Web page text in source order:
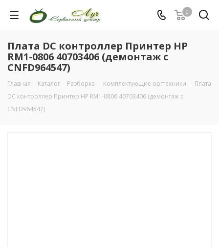
0
Плата DC контроллер Принтер HP
RM1-0806 40703406 (демонтаж с
CNFD964547)
Главная - Каталог - Разборка - Комплектующие оргтехники - Плата
DC контроллер Принтер HP RM1-0806 40703406 (демонтаж с
CNFD964547)